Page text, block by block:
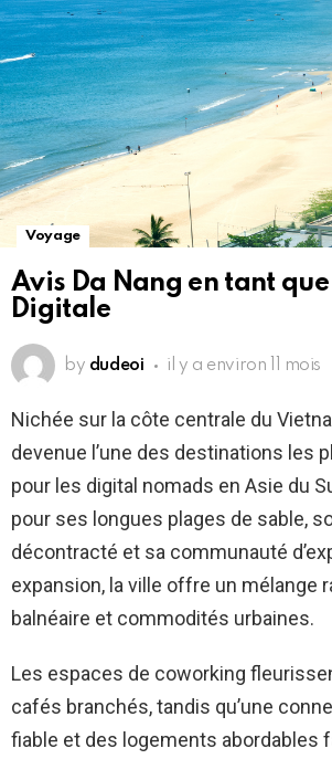
Voyage
Avis Da Nang en tant
Digitale
by dudeoi il y a environ 11 mois
Nichée sur la côte centrale du
devenue l’une des destinations les
pour les digital nomads en Asie du
pour ses longues plages de sable,
décontracté et sa communauté
expansion, la ville offre un mélange
balnéaire et commodités urbaines.
Les espaces de coworking
cafés branchés, tandis qu’une
fiable et des logements abordables